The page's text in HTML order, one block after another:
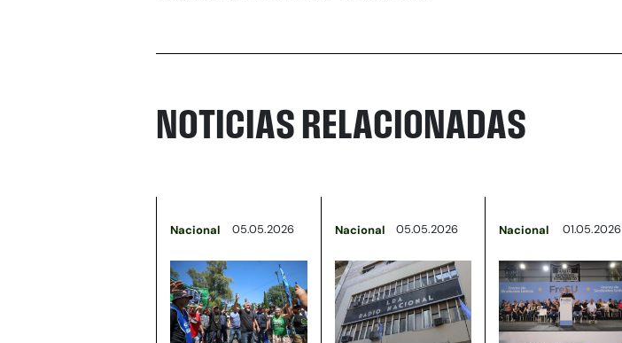
NOTICIAS RELACIONADAS
Nacional 05.05.2026 Nacional 05.05.2026 Nacional 01.05.2026